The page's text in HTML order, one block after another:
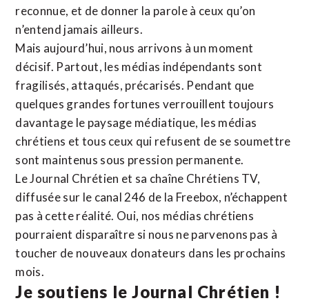
reconnue, et de donner la parole à ceux qu’on
n’entend jamais ailleurs.
Mais aujourd’hui, nous arrivons à un moment
décisif. Partout, les médias indépendants sont
fragilisés, attaqués, précarisés. Pendant que
quelques grandes fortunes verrouillent toujours
davantage le paysage médiatique, les médias
chrétiens et tous ceux qui refusent de se soumettre
sont maintenus sous pression permanente.
Le Journal Chrétien et sa chaîne Chrétiens TV,
diffusée sur le canal 246 de la Freebox, n’échappent
pas à cette réalité. Oui, nos médias chrétiens
pourraient disparaître si nous ne parvenons pas à
toucher de nouveaux donateurs dans les prochains
mois.
Je soutiens le Journal Chrétien !